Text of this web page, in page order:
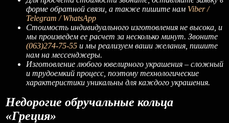
форме обратной связи, а также пишите нам Viber /
Telegram / WhatsApp
Стоимость индивидуального изготовления не высока, и
мы произведем ее расчет за несколько минут. Звоните
(063)274-75-55и мы реализуем ваши желания, пишите
нам на мессенджеры.
Изготовление любого ювелирного украшения – сложный
и трудоемкий процесс, поэтому технологические
характеристики уникальны для каждого украшения.
Недорогие обручальные кольца
«Греция»